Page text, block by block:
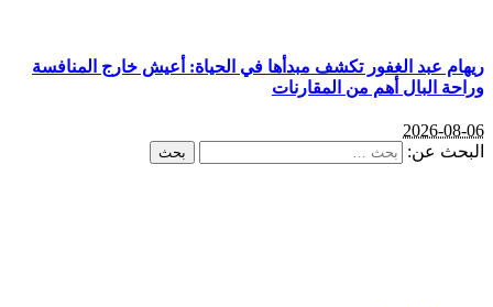
ريهام عبد الغفور تكشف مبدأها في الحياة: أعيش خارج المنافسة
وراحة البال أهم من المقارنات
2026-08-06
البحث عن: